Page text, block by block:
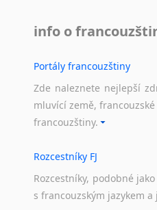
info o
Portály francouzštiny
Zde naleznete nejlepší
mluvící země,
francouzštiny.
Rozcestníky FJ
Rozcestníky, podobné jako
s francouzským jazykem a